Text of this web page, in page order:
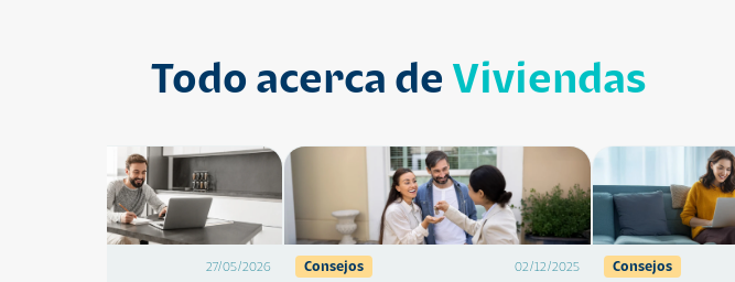
Todo acerca de Viviendas
27/05/2026 Consejos 02/12/2025 Consejos